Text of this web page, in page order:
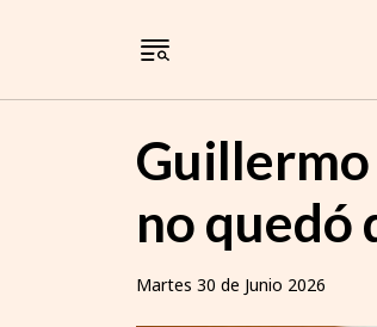
Guillermo
no quedó
Martes 30 de Junio 2026